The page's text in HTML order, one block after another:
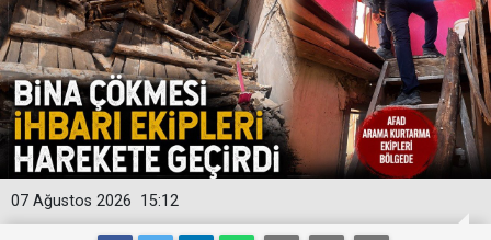
15:12
07 Ağustos 2026